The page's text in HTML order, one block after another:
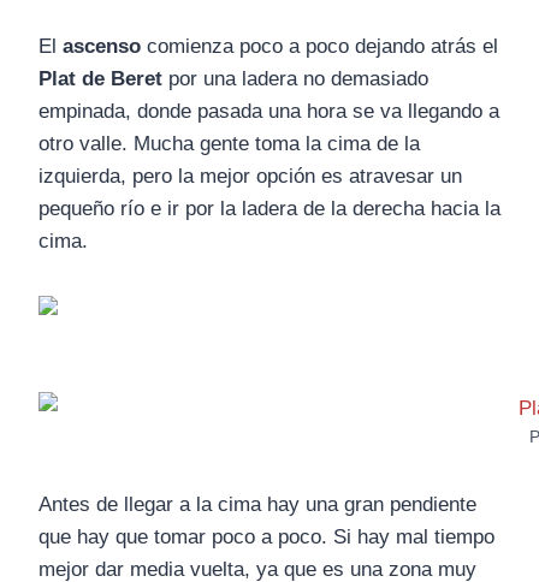
El ascenso comienza poco a poco dejando atrás el
Plat de Beret por una ladera no demasiado
empinada, donde pasada una hora se va llegando a
otro valle. Mucha gente toma la cima de la
izquierda, pero la mejor opción es atravesar un
pequeño río e ir por la ladera de la derecha hacia la
cima.
Antes de llegar a la cima hay una gran pendiente
que hay que tomar poco a poco. Si hay mal tiempo
mejor dar media vuelta, ya que es una zona muy